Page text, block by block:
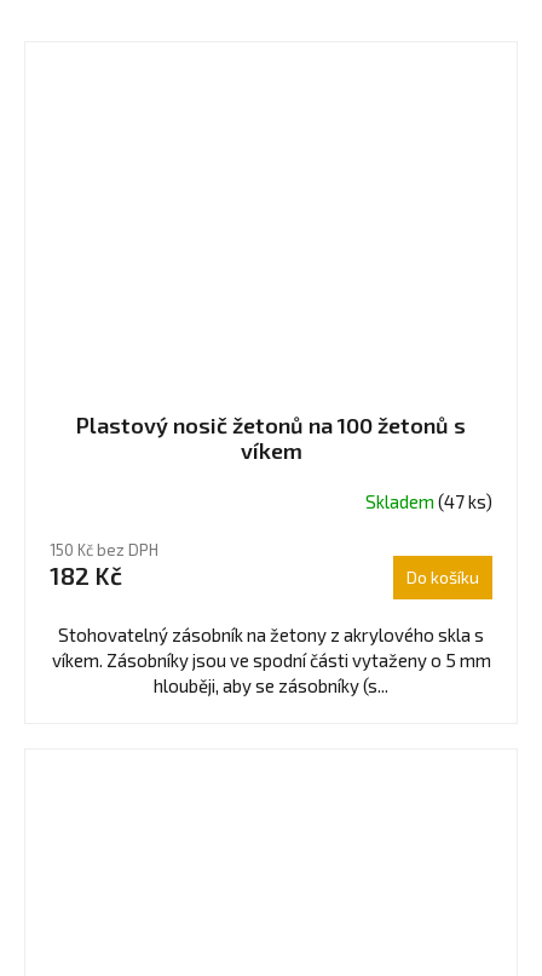
Plastový nosič žetonů na 100 žetonů s
víkem
Skladem (47 ks)
150 Kč bez DPH
182 Kč Do košíku
Stohovatelný zásobník na žetony z akrylového skla s
víkem. Zásobníky jsou ve spodní části vytaženy o 5 mm
hlouběji, aby se zásobníky (s...